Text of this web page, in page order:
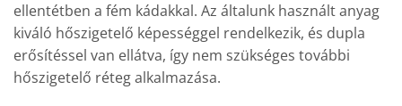
ellentétben a fém kádakkal. Az általunk használt anyag
kiváló hőszigetelő képességgel rendelkezik, és dupla
erősítéssel van ellátva, így nem szükséges további
hőszigetelő réteg alkalmazása.